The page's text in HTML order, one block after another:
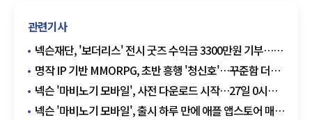
관련기사
넥슨재단, '보더리스' 전시 굿즈 수익금 3300만원 기부…
전통문화 신진작가 육성 지원
명작 IP 기반 MMORPG, 초반 흥행 '청신호'…꾸준함 더해
영광 재현할까
넥슨 '마비노기 모바일', 사전 다운로드 시작…27일 0시
정식 출시
넥슨 '마비노기 모바일', 출시 하루 만에 애플 앱스토어 매출